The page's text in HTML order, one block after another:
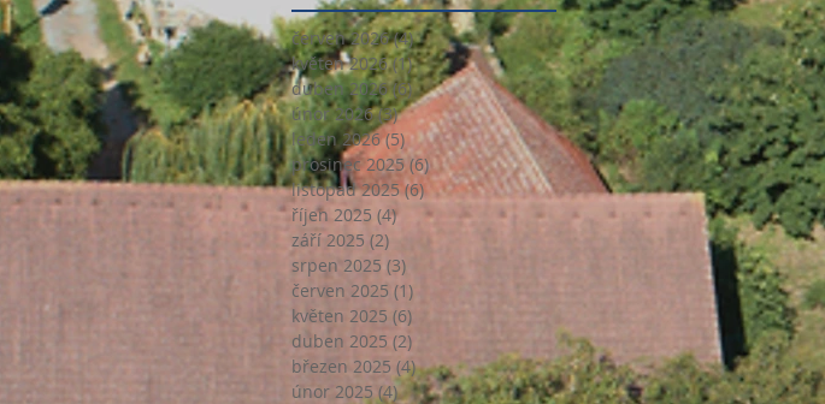
červen 2026 (4)4 příspěvky
květen 2026 (1)1 příspěvek
duben 2026 (6)6 příspěvků
únor 2026 (3)3 příspěvky
leden 2026 (5) 5 příspěvků
prosinec 2025 (6)6 příspěvků
listopad 2025 (6) 6 příspěvků
říjen 2025 (4)4 příspěvky
září 2025 (2) 2 příspěvky
srpen 2025 (3)
červen 2025 (1)
květen 2025 (6)
duben 2025 (2) 2 příspěvky
březen 2025 (4)4 příspěvky
únor 2025 (4)4 příspěvky